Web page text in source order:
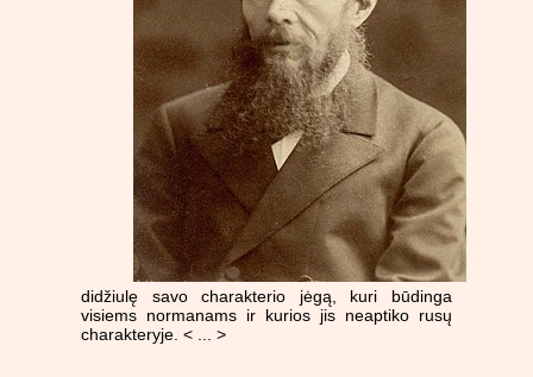
didžiulę savo charakterio jėgą, kuri būdinga
visiems normanams ir kurios jis neaptiko rusų
charakteryje. < ... >